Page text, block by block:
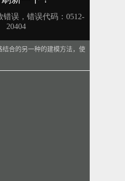
结合的另一种的建模方法，使